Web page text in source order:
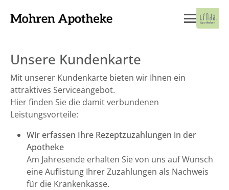
Unsere Kundenkarte
Mit unserer Kundenkarte bieten wir Ihnen ein
attraktives Serviceangebot.
Hier finden Sie die damit verbundenen
Leistungsvorteile:
Wir erfassen Ihre Rezeptzuzahlungen in der
Apotheke
Am Jahresende erhalten Sie von uns auf Wunsch
eine Auflistung Ihrer Zuzahlungen als Nachweis
für die Krankenkasse.